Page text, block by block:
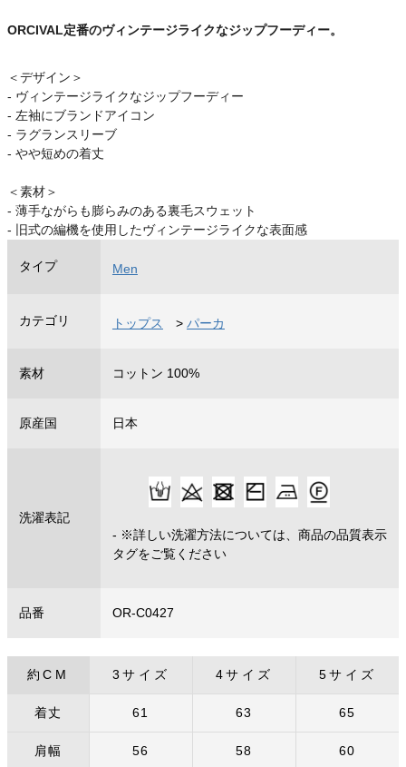
ORCIVAL定番のヴィンテージライクなジップフーディー。
＜デザイン＞
- ヴィンテージライクなジップフーディー
- 左袖にブランドアイコン
- ラグランスリーブ
- やや短めの着丈
＜素材＞
- 薄手ながらも膨らみのある裏毛スウェット
- 旧式の編機を使用したヴィンテージライクな表面感
タイプ Men
カテゴリ トップス > パーカ
素材 コットン 100%
原産国 日本
洗濯表記
- ※詳しい洗濯方法については、商品の品質表示
タグをご覧ください
品番 OR-C0427
約CM 3サイズ 4サイズ 5サイズ
着丈 61 63 65
肩幅 56 58 60